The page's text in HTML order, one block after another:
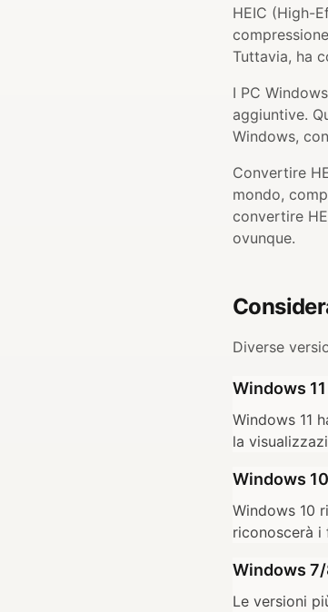
HEIC (High-
Tuttavia, ha
I PC
aggiuntive.
Windows,
Convertire
mondo,
convertire
ovunque.
Diverse
Windows 11
Windows 11
la
Windows 10
Windows 10
riconoscerà i
Windows
Le versioni